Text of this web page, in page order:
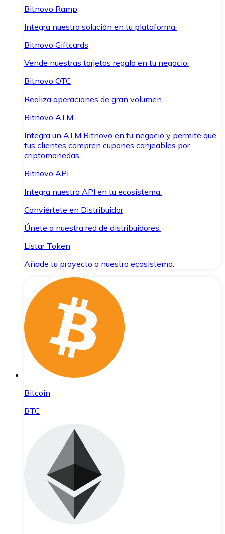
Bitnovo Ramp
Integra nuestra solución en tu plataforma.
Bitnovo Giftcards
Vende nuestras tarjetas regalo en tu negocio.
Bitnovo OTC
Realiza operaciones de gran volumen.
Bitnovo ATM
Integra un ATM Bitnovo en tu negocio y permite que
tus clientes compren cupones canjeables por
criptomonedas.
Bitnovo API
Integra nuestra API en tu ecosistema.
Conviértete en Distribuidor
Únete a nuestra red de distribuidores.
Listar Token
Añade tu proyecto a nuestro ecosistema.
Bitcoin
BTC